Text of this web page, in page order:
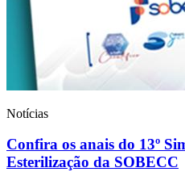
Notícias
Confira os anais do 13º
Esterilização da SOBECC